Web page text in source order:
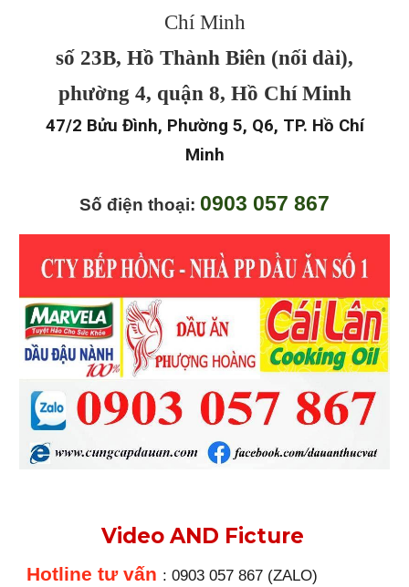
Chí Minh
số 23B, Hồ Thành Biên (nối dài),
phường 4, quận 8, Hồ Chí Minh
47/2 Bửu Đình, Phường 5, Q6, TP. Hồ Chí
Minh
Số điện thoại: 0903 057 867
Video AND Ficture
Hotline tư vấn : 0903 057 867 (ZALO)